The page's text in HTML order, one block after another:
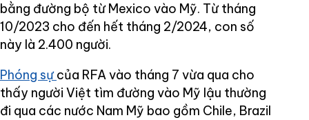
bằng đường bộ từ Mexico vào Mỹ. Từ tháng
10/2023 cho đến hết tháng 2/2024, con số
này là 2.400 người.
Phóng sựcủa RFA vào tháng 7 vừa qua cho
thấy người Việt tìm đường vào Mỹ lậu thường
đi qua các nước Nam Mỹ bao gồm Chile, Brazil